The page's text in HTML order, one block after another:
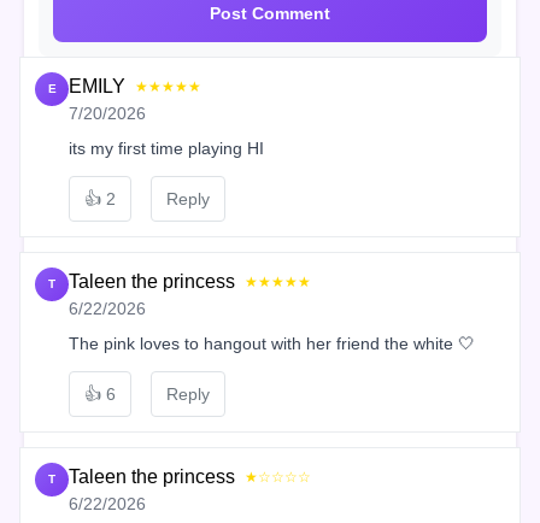
Post Comment
E EMILY ★★★★★
7/20/2026
its my first time playing HI
👍 2 Reply
T Taleen the princess ★★★★★
6/22/2026
The pink loves to hangout with her friend the white 🤍
👍 6 Reply
T Taleen the princess ★☆☆☆☆
6/22/2026